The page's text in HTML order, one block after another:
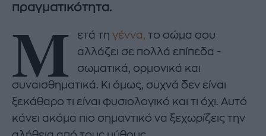
πραγματικότητα.
Μ ετά τηγέννα,το σώμα σου
αλλάζει σε πολλά επίπεδα -
σωματικά, ορμονικά και
συναισθηματικά. Κι όμως, συχνά δεν είναι
ξεκάθαρο τι είναι φυσιολογικό και τι όχι. Αυτό
κάνει ακόμα πιο σημαντικό να ξεχωρίζεις την